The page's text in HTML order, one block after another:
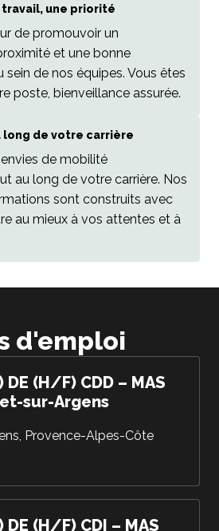
une priorité
de promouvoir un
et une bonne
de nos équipes. Vous êtes
poste, bienveillance assurée.
long de votre carrière
de mobilité
au long de votre carrière. Nos
sont construits avec
au mieux à vos attentes et à
d'emploi
(H/F) CDD – MAS
sur-Argens
, Provence-Alpes-Côte
(H/F) CDI – MAS